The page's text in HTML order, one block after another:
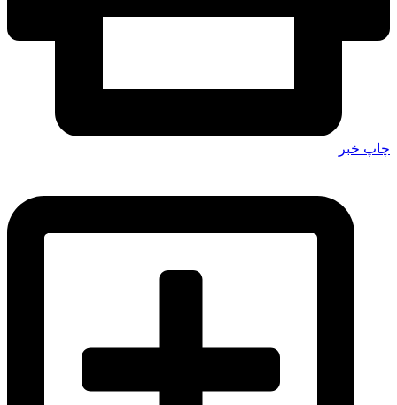
چاپ خبر